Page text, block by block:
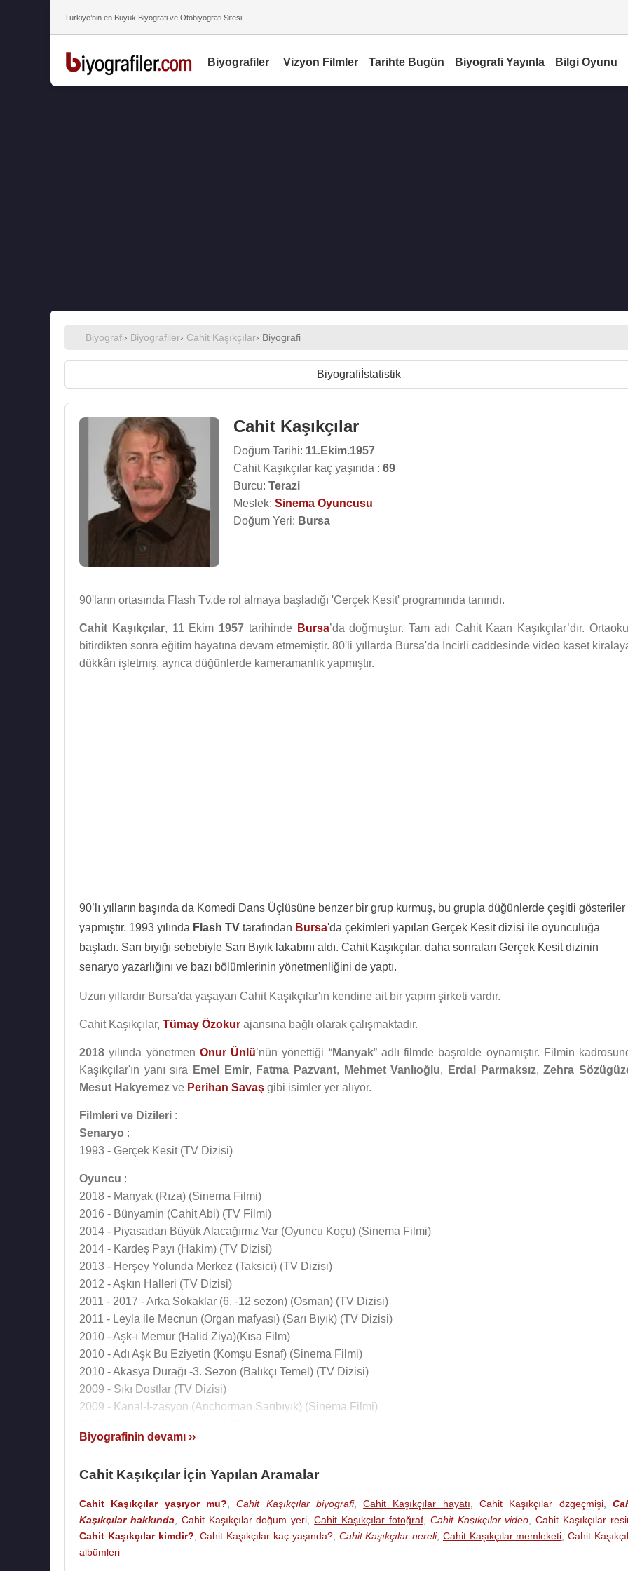
Türkiye’nin en Büyük Biyografi ve Otobiyografi Sitesi
Biyografiler Vizyon Filmler Tarihte Bugün Biyografi Yayınla Bilgi Oyunu
Biyografi› Biyografiler› Cahit Kaşıkçılar› Biyografi
Biyografi İstatistik
Cahit Kaşıkçılar
Doğum Tarihi: 11.Ekim.1957
Cahit Kaşıkçılar kaç yaşında : 69
Burcu: Terazi
Meslek: Sinema Oyuncusu
Doğum Yeri: Bursa
90'ların ortasında Flash Tv.de rol almaya başladığı 'Gerçek Kesit' programında tanındı.
Cahit Kaşıkçılar, 11 Ekim 1957 tarihinde Bursa’da doğmuştur. Tam adı Cahit Kaan Kaşıkçılar’dır.
bitirdikten sonra eğitim hayatına devam etmemiştir. 80'li yıllarda Bursa'da İncirli caddesinde video kaset
dükkân işletmiş, ayrıca düğünlerde kameramanlık yapmıştır.
90’lı yılların başında da Komedi Dans Üçlüsüne benzer bir grup kurmuş, bu grupla düğünlerde çeşitli gösteriler
yapmıştır. 1993 yılında Flash TV tarafından Bursa'da çekimleri yapılan Gerçek Kesit dizisi ile oyunculuğa
başladı. Sarı bıyığı sebebiyle Sarı Bıyık lakabını aldı. Cahit Kaşıkçılar, daha sonraları Gerçek Kesit dizinin
senaryo yazarlığını ve bazı bölümlerinin yönetmenliğini de yaptı.
Uzun yıllardır Bursa'da yaşayan Cahit Kaşıkçılar'ın kendine ait bir yapım şirketi vardır.
Cahit Kaşıkçılar, Tümay Özokur ajansına bağlı olarak çalışmaktadır.
2018 yılında yönetmen Onur Ünlü’nün yönettiği “Manyak” adlı filmde başrolde oynamıştır. Filmin
Kaşıkçılar'ın yanı sıra
Emel Emir, Fatma Pazvant, Mehmet Vanlıoğlu, Erdal Parmaksız,Zehra
Mesut Hakyemez ve Perihan Savaş gibi isimler yer alıyor.
Filmleri ve Dizileri :
Senaryo :
1993 - Gerçek Kesit (TV Dizisi)
Oyuncu :
2018 - Manyak (Rıza) (Sinema Filmi)
2016 - Bünyamin (Cahit Abi) (TV Filmi)
2014 - Piyasadan Büyük Alacağımız Var (Oyuncu Koçu) (Sinema Filmi)
2014 - Kardeş Payı (Hakim) (TV Dizisi)
2013 - Herşey Yolunda Merkez (Taksici) (TV Dizisi)
2012 - Aşkın Halleri (TV Dizisi)
2011 - 2017 - Arka Sokaklar (6. -12 sezon) (Osman) (TV Dizisi)
2011 - Leyla ile Mecnun (Organ mafyası) (Sarı Bıyık) (TV Dizisi)
2010 - Aşk-ı Memur (Halid Ziya)(Kısa Film)
2010 - Adı Aşk Bu Eziyetin (Komşu Esnaf) (Sinema Filmi)
2010 - Akasya Durağı -3. Sezon (Balıkçı Temel) (TV Dizisi)
2009 - Sıkı Dostlar (TV Dizisi)
2009 - Kanal-İ-zasyon (Anchorman Sarıbıyık) (Sinema Filmi)
2007 - Yemin (Okul Müdürü) (TV Dizisi)
2005 - Yanık Koza (Doktor) (TV Dizisi)
2005 - Belalı Baldız (TV Dizisi)
2005 - Aşk Oyunu (Mehmet) (TV Dizisi)
2005 - 2006 - Acı Hayat (Emlakçı) (TV Dizisi)
Biyografinin devamı ››
Cahit Kaşıkçılar İçin Yapılan Aramalar
Cahit Kaşıkçılar yaşıyor mu? ,Cahit Kaşıkçılar biyografi,Cahit Kaşıkçılar hayatı ,Cahit Kaşıkçılar özgeçmişi,
Kaşıkçılar hakkında
Cahit Kaşıkçılar doğum yeri ,Cahit Kaşıkçılar fotoğraf, Cahit Kaşıkçılar video ,Cahit Kaşıkçılar
Cahit Kaşıkçılar kimdir? ,Cahit Kaşıkçılar kaç yaşında?, Cahit Kaşıkçılar nereli, Cahit Kaşıkçılar memleketi ,Cahit
albümleri